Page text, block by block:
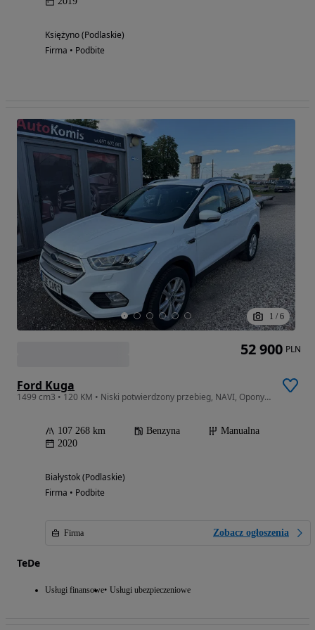
Księżyno (Podlaskie)
Firma • Podbite
1 / 6
Ford Kuga
1499 cm3 • 120 KM • Niski potwierdzony przebieg, NAVI, Opony jak nowe, Gwarancja 12 MC.
107 268 km Benzyna
Manualna
2020
Białystok (Podlaskie)
Firma • Podbite
Firma Zobacz ogłoszenia
TeDe
Usługi finansowe Usługi ubezpieczeniowe
52 900 PLN